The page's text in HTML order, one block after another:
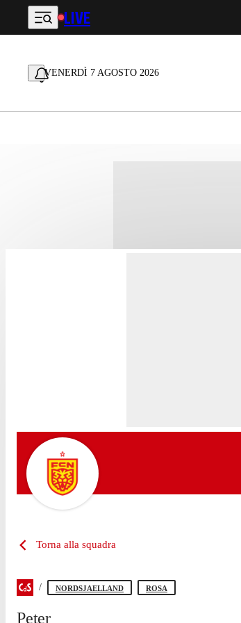
Vai al contenuto principale
LIVE
VENERDÌ 7 AGOSTO 2026
Torna alla squadra
NORDSJAELLAND ROSA
Peter